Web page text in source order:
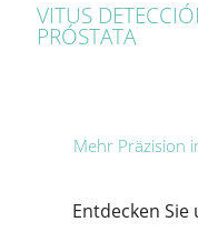
VITUS
PRÓSTATA
Mehr Präzision
Entdecken Sie